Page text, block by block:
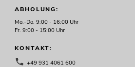
ABHOLUNG:
Mo.-Do. 9:00 - 16:00 Uhr
Fr. 9:00 - 15:00 Uhr
KONTAKT:
+49 931 4061 600